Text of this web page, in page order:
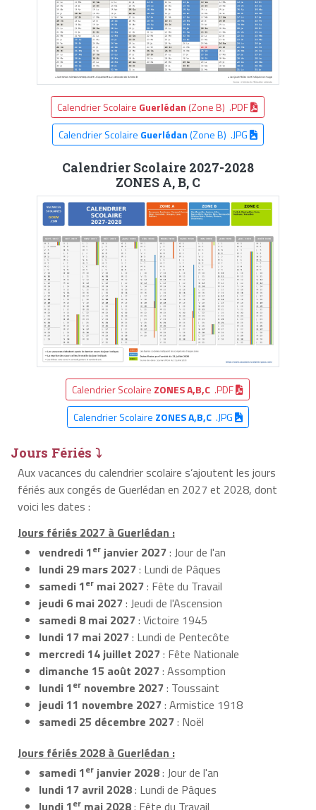
Calendrier Scolaire Guerlédan (Zone B) .PDF
Calendrier Scolaire Guerlédan(Zone B) .JPG
Calendrier Scolaire 2027-2028
ZONES A, B, C
Calendrier Scolaire ZONES A,B,C .PDF
Calendrier Scolaire ZONES A,B,C.JPG
Jours Fériés ⤵
Aux vacances du calendrier scolaire s’ajoutent les jours
fériés aux congés de Guerlédan en 2027 et 2028, dont
voici les dates :
Jours fériés 2027 à Guerlédan :
vendredi 1er janvier 2027: Jour de l'an
lundi 29 mars 2027: Lundi de Pâques
samedi 1er mai 2027: Fête du Travail
jeudi 6 mai 2027: Jeudi de l'Ascension
samedi 8 mai 2027: Victoire 1945
lundi 17 mai 2027: Lundi de Pentecôte
mercredi 14 juillet 2027: Fête Nationale
dimanche 15 août 2027: Assomption
lundi 1er novembre 2027: Toussaint
jeudi 11 novembre 2027: Armistice 1918
samedi 25 décembre 2027: Noël
Jours fériés 2028 à Guerlédan :
samedi 1er janvier 2028: Jour de l'an
lundi 17 avril 2028: Lundi de Pâques
er